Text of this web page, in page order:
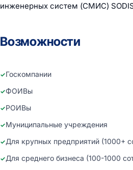
инженерных систем (СМИС)
Возможности
Госкомпании
ФОИВы
РОИВы
Муниципальные учреждения
Для крупных предприятий (1000+
Для среднего бизнеса (100-1000